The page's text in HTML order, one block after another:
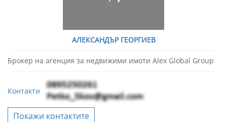
АЛЕКСАНДЪР ГЕОРГИЕВ
Брокер на агенция за недвижими имоти Alex Global Group
Контакти
Покажи контактите